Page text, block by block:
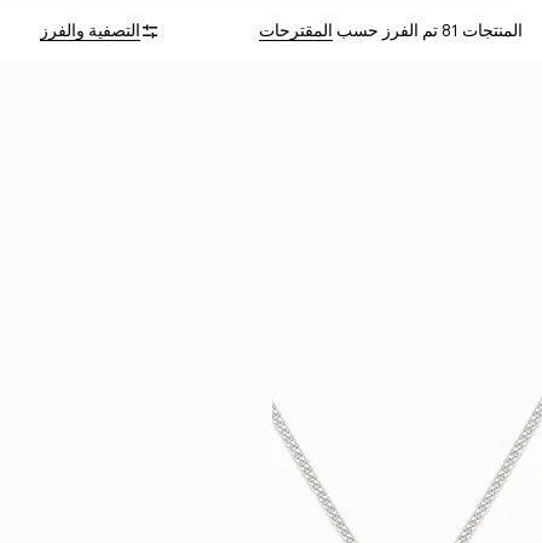
المنتجات 81 تم الفرز حسب المقترحات التصفية والفرز